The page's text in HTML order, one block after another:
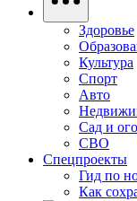
Здоровье
Культура
Спорт
Авто
Сад и
СВО
Спецпроекты
Гид по
Как